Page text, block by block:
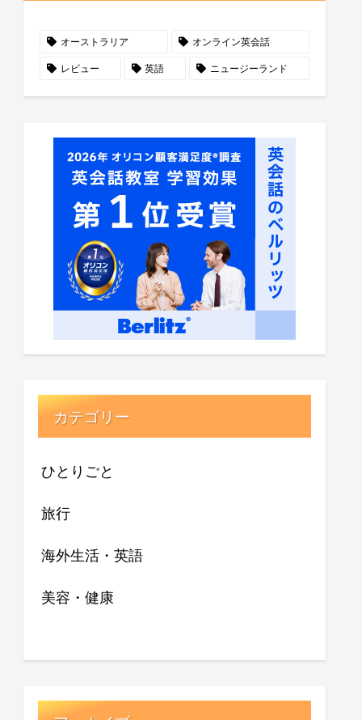
オーストラリア オンライン英会話
レビュー 英語 ニュージーランド
カテゴリー
ひとりごと
旅行
海外生活・英語
美容・健康